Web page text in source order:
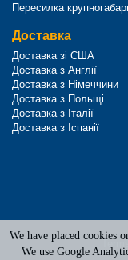
Пересилка
Доставка
Доставка зі США
Доставка з Англії
Доставка з Німеччини
Доставка з Польщі
Доставка з Італії
Доставка з Іспанії
We have placed cookies
We use Google